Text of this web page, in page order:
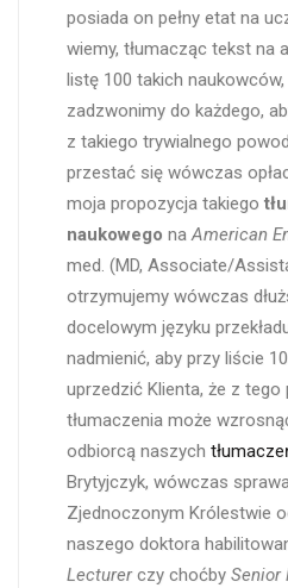
posiada on pełny etat na
wiemy, tłumacząc tekst na
listę 100 takich
zadzwonimy do każdego,
z takiego trywialnego
przestać się wówczas
moja propozycja takiego
naukowego naAmerican
med. (MD, Associate/
otrzymujemy wówczas
docelowym języku
nadmienić, aby przy liście
uprzedzić Klienta, że z
tłumaczenia może
odbiorcą naszych
Brytyjczyk, wówczas
Zjednoczonym Królestwie
naszego doktora
Lecturerczy choćby Senior